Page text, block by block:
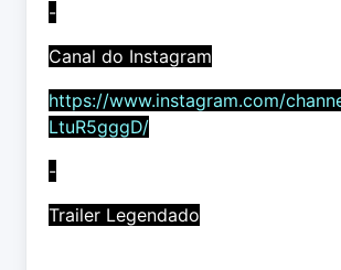
-
Canal do Instagram
https://www.instagram.com/
LtuR5gggD/
-
Trailer Legendado